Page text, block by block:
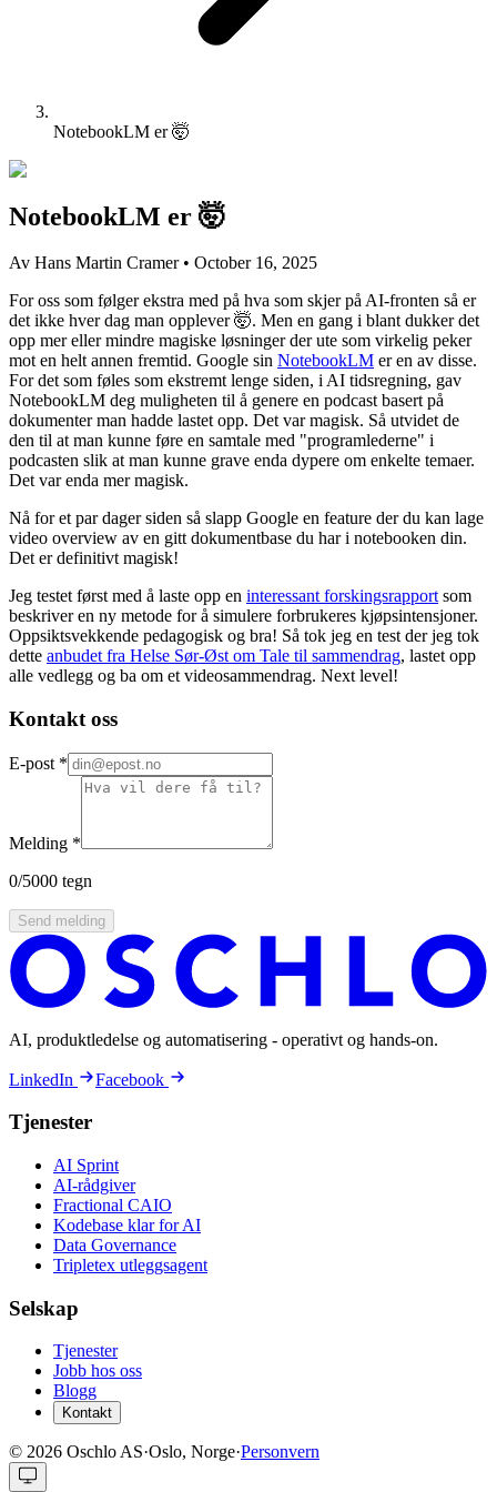
NotebookLM er 🤯
NotebookLM er 🤯
Av Hans Martin Cramer• October 16, 2025
For oss som følger ekstra med på hva som skjer på AI-fronten så er
det ikke hver dag man opplever 🤯. Men en gang i blant dukker det
opp mer eller mindre magiske løsninger der ute som virkelig peker
mot en helt annen fremtid. Google sin NotebookLM er en av disse.
For det som føles som ekstremt lenge siden, i AI tidsregning, gav
NotebookLM deg muligheten til å genere en podcast basert på
dokumenter man hadde lastet opp. Det var magisk. Så utvidet de
den til at man kunne føre en samtale med "programlederne" i
podcasten slik at man kunne grave enda dypere om enkelte temaer.
Det var enda mer magisk.
Nå for et par dager siden så slapp Google en feature der du kan lage
video overview av en gitt dokumentbase du har i notebooken din.
Det er definitivt magisk!
Jeg testet først med å laste opp en interessant forskingsrapportsom
beskriver en ny metode for å simulere forbrukeres kjøpsintensjoner.
Oppsiktsvekkende pedagogisk og bra! Så tok jeg en test der jeg tok
dette anbudet fra Helse Sør-Øst om Tale til sammendrag, lastet opp
alle vedlegg og ba om et videosammendrag. Next level!
Kontakt oss
E-post *
Melding *
0/5000 tegn
Send melding
AI, produktledelse og automatisering - operativt og hands-on.
LinkedIn Facebook
Tjenester
AI Sprint
AI-rådgiver
Fractional CAIO
Kodebase klar for AI
Data Governance
Tripletex utleggsagent
Selskap
Tjenester
Jobb hos oss
Blogg
Kontakt
© 2026 Oschlo AS·Oslo, Norge·Personvern